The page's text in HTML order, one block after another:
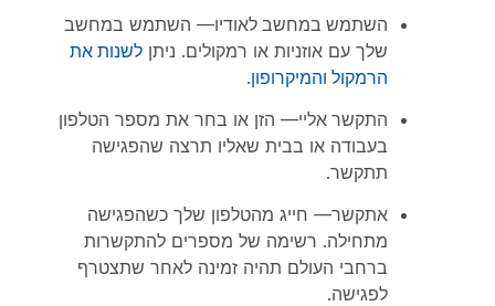
השתמש במחשב לאודיו— השתמש במחשב
שלך עם אוזניות או רמקולים. ניתן לשנות את
הרמקול והמיקרופון.
התקשר אליי— הזן או בחר את מספר הטלפון
בעבודה או בבית שאליו תרצה שהפגישה
תתקשר.
אתקשר— חייג מהטלפון שלך כשהפגישה
מתחילה. רשימה של מספרים להתקשרות
ברחבי העולם תהיה זמינה לאחר שתצטרף
לפגישה.